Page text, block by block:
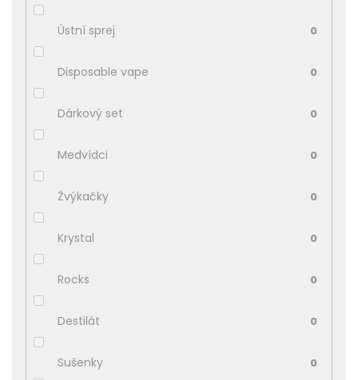
Ústní sprej 0
Disposable vape 0
Dárkový set 0
Medvídci 0
Žvýkačky 0
Krystal 0
Rocks 0
Destilát 0
Sušenky 0